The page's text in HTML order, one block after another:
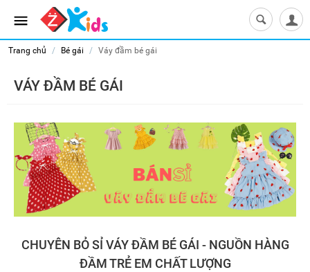
Trang chủ / Bé gái / Váy đầm bé gái
VÁY ĐẦM BÉ GÁI
CHUYÊN BỎ SỈ VÁY ĐẦM BÉ GÁI - NGUỒN HÀNG
ĐẦM TRẺ EM CHẤT LƯỢNG